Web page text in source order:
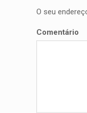
O seu
Comentário